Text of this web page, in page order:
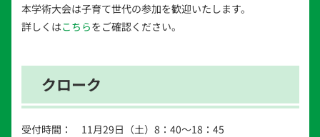
本学術大会は子育て世代の参加を歓迎いたします。
詳しくはこちらをご確認ください。
クローク
受付時間：
11月29日（土）8：40～18：45